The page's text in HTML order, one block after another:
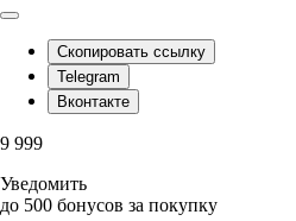
Скопировать ссылку
Telegram
Вконтакте
9 999
Уведомить
до 500 бонусов за покупку